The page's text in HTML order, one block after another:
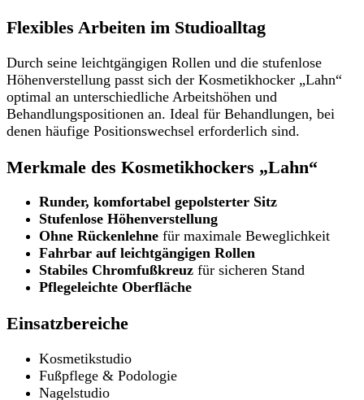
Flexibles Arbeiten im Studioalltag
Durch seine leichtgängigen Rollen und die stufenlose
Höhenverstellung passt sich der Kosmetikhocker „Lahn“
optimal an unterschiedliche Arbeitshöhen und
Behandlungspositionen an. Ideal für Behandlungen, bei
denen häufige Positionswechsel erforderlich sind.
Merkmale des Kosmetikhockers „Lahn“
Runder, komfortabel gepolsterter Sitz
Stufenlose Höhenverstellung
Ohne Rückenlehne für maximale Beweglichkeit
Fahrbar auf leichtgängigen Rollen
Stabiles Chromfußkreuz für sicheren Stand
Pflegeleichte Oberfläche
Einsatzbereiche
Kosmetikstudio
Fußpflege & Podologie
Nagelstudio